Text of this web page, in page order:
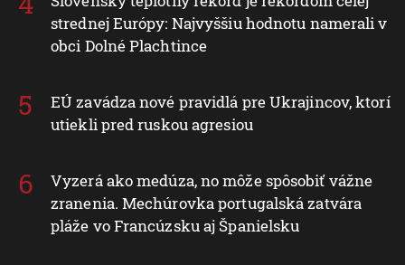
strednej Európy: Najvyššiu hodnotu namerali v
obci Dolné Plachtince
EÚ zavádza nové pravidlá pre Ukrajincov, ktorí
utiekli pred ruskou agresiou
Vyzerá ako medúza, no môže spôsobiť vážne
zranenia. Mechúrovka portugalská zatvára
pláže vo Francúzsku aj Španielsku